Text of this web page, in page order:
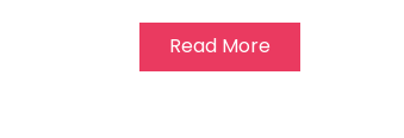
Read More